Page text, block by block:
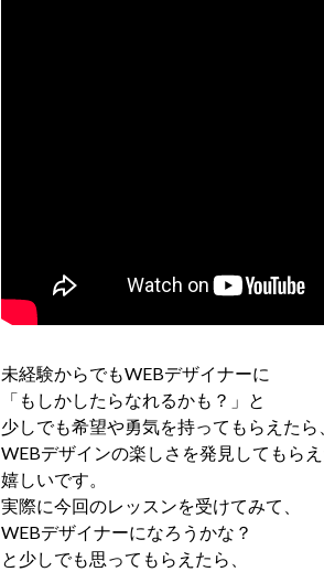
未経験からでもWEBデザイナーに
「もしかしたらなれるかも？」と
少しでも希望や勇気を持ってもらえたら
WEBデザインの楽しさを発見してもら
嬉しいです。
実際に今回のレッスンを受けてみて、
WEBデザイナーになろうかな？
と少しでも思ってもらえたら、